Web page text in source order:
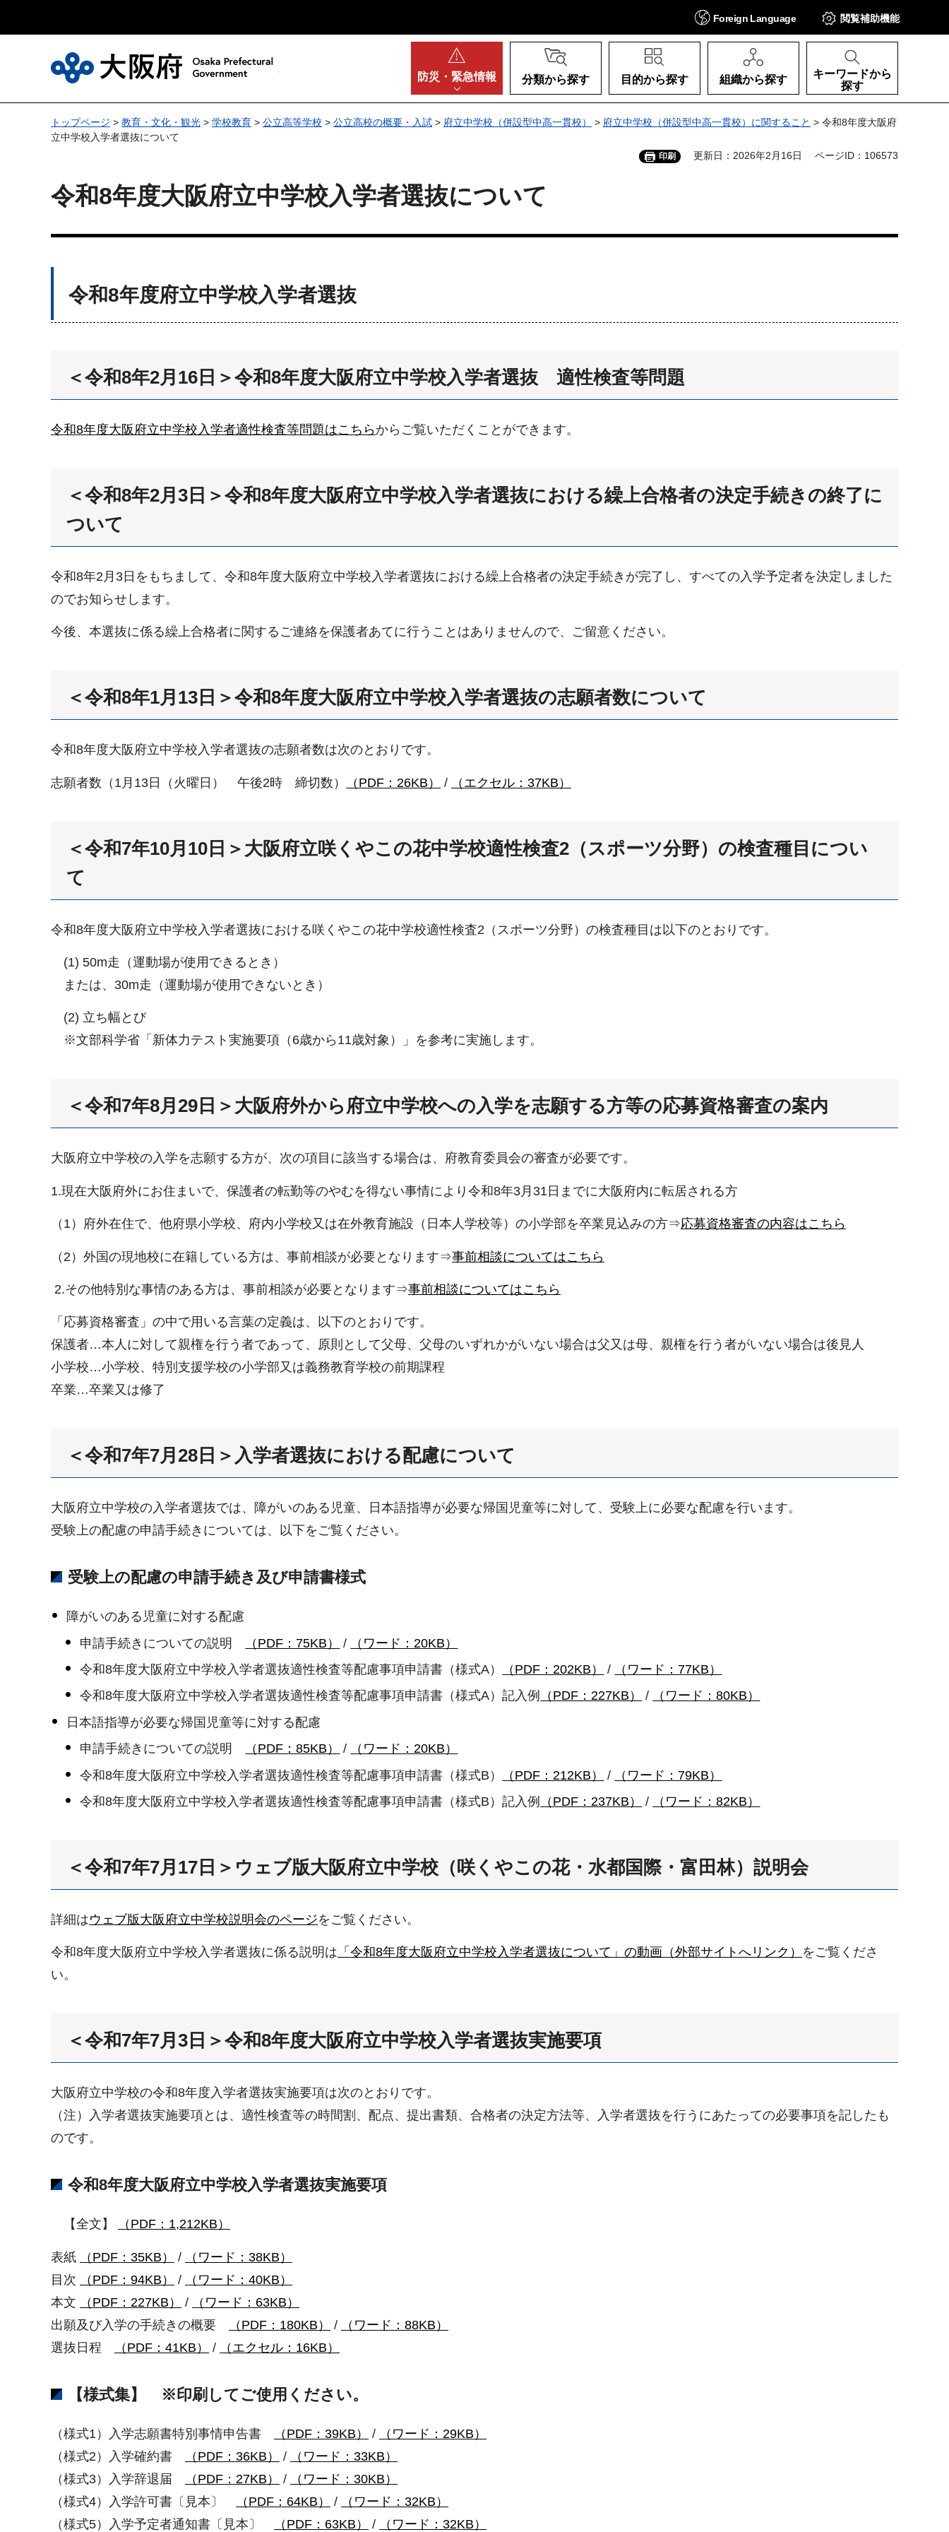
Foreign Language 閲覧補助機能
防災・ 緊急情報 分類から探す 目的から探す 組織から探す
キーワードから
探す
トップページ > 教育・文化・観光 > 学校教育 > 公立高等学校 > 公立高校の概要・入試 > 府立中学校（併設型中高一貫校） > 府立中学校（併設型中高一貫校）に関すること > 令和8年度大阪府
立中学校入学者選抜について
印刷 更新日：2026年2月16日 ページID：106573
令和8年度大阪府立中学校入学者選抜について
令和8年度府立中学校入学者選抜
＜令和8年2月16日＞令和8年度大阪府立中学校入学者選抜 適性検査等問題
令和8年度大阪府立中学校入学者適性検査等問題はこちらからご覧いただくことができます。
＜令和8年2月3日＞令和8年度大阪府立中学校入学者選抜における繰上合格者の決定手続きの終了に
ついて
令和8年2月3日をもちまして、令和8年度大阪府立中学校入学者選抜における繰上合格者の決定手続きが完了し、すべての入学予定者を決定しました
のでお知らせします。
今後、本選抜に係る繰上合格者に関するご連絡を保護者あてに行うことはありませんので、ご留意ください。
＜令和8年1月13日＞令和8年度大阪府立中学校入学者選抜の志願者数について
令和8年度大阪府立中学校入学者選抜の志願者数は次のとおりです。
志願者数（1月13日（火曜日） 午後2時 締切数） （PDF：26KB） / （エクセル：37KB）
＜令和7年10月10日＞大阪府立咲くやこの花中学校適性検査2（スポーツ分野）の検査種目につい
て
令和8年度大阪府立中学校入学者選抜における咲くやこの花中学校適性検査2（スポーツ分野）の検査種目は以下のとおりです。
(1) 50m走（運動場が使用できるとき）
または、30m走（運動場が使用できないとき）
(2) 立ち幅とび
※文部科学省「新体力テスト実施要項（6歳から11歳対象）」を参考に実施します。
＜令和7年8月29日＞大阪府外から府立中学校への入学を志願する方等の応募資格審査の案内
大阪府立中学校の入学を志願する方が、次の項目に該当する場合は、府教育委員会の審査が必要です。
1.現在大阪府外にお住まいで、保護者の転勤等のやむを得ない事情により令和8年3月31日までに大阪府内に転居される方
（1）府外在住で、他府県小学校、府内小学校又は在外教育施設（日本人学校等）の小学部を卒業見込みの方⇒応募資格審査の内容はこちら
（2）外国の現地校に在籍している方は、事前相談が必要となります⇒事前相談についてはこちら
2.その他特別な事情のある方は、事前相談が必要となります⇒事前相談についてはこちら
「応募資格審査」の中で用いる言葉の定義は、以下のとおりです。
保護者…本人に対して親権を行う者であって、原則として父母、父母のいずれかがいない場合は父又は母、親権を行う者がいない場合は後見人
小学校…小学校、特別支援学校の小学部又は義務教育学校の前期課程
卒業…卒業又は修了
＜令和7年7月28日＞入学者選抜における配慮について
大阪府立中学校の入学者選抜では、障がいのある児童、日本語指導が必要な帰国児童等に対して、受験上に必要な配慮を行います。
受験上の配慮の申請手続きについては、以下をご覧ください。
受験上の配慮の申請手続き及び申請書様式
障がいのある児童に対する配慮
申請手続きについての説明
（PDF：75KB） / （ ワード：20KB）
令和8年度大阪府立中学校入学者選抜適性検査等配慮事項申請書（様式A）
（PDF：202KB） / （ ワード：77KB）
令和8年度大阪府立中学校入学者選抜適性検査等配慮事項申請書（様式A）記入例
（PDF：227KB） /
（ワード：80KB）
日本語指導が必要な帰国児童等に対する配慮
申請手続きについての説明
（PDF：85KB） /
（ワード：20KB）
令和8年度大阪府立中学校入学者選抜適性検査等配慮事項申請書（様式B）
（PDF：212KB） /
（ワード：79KB）
令和8年度大阪府立中学校入学者選抜適性検査等配慮事項申請書（様式B）記入例
（PDF：237KB） / （ワード：82KB）
＜令和7年7月17日＞ウェブ版大阪府立中学校（咲くやこの花・水都国際・富田林）説明会
詳細はウェブ版大阪府立中学校説明会のページをご覧ください。
令和8年度大阪府立中学校入学者選抜に係る説明は 「令和8年度大阪府立中学校入学者選抜について」の動画（外部サイトへリンク） をご覧くださ
い。
＜令和7年7月3日＞令和8年度大阪府立中学校入学者選抜実施要項
大阪府立中学校の令和8年度入学者選抜実施要項は次のとおりです。
（注）入学者選抜実施要項とは、適性検査等の時間割、配点、提出書類、合格者の決定方法等、入学者選抜を行うにあたっての必要事項を記したも
のです。
令和8年度大阪府立中学校入学者選抜実施要項
【全文】 （PDF：1,212KB）
表紙 （PDF：35KB） /
（ワード：38KB）
目次
（PDF：94KB） /
（ワード：40KB）
本文
（PDF：227KB） /
（ワード：63KB）
出願及び入学の手続きの概要
（PDF：180KB） /
（ワード：88KB）
選抜日程
（PDF：41KB） / （エクセル：16KB）
【様式集】 ※印刷してご使用ください。
（様式1）入学志願書特別事情申告書 （PDF：39KB） /
（ワード：29KB）
（様式2）入学確約書
（PDF：36KB） /
（ワード：33KB）
（様式3）入学辞退届
（PDF：27KB） /
（ワード：30KB）
（様式4）入学許可書〔見本〕
（PDF：64KB） /
（ワード：32KB）
（様式5）入学予定者通知書〔見本〕
（PDF：63KB） / （ワード：32KB）